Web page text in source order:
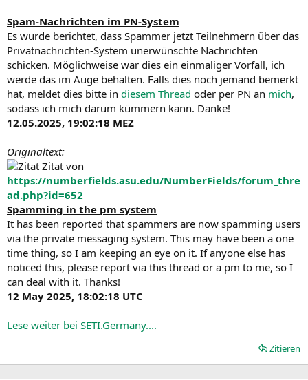
Spam-Nachrichten im PN-System
Es wurde berichtet, dass Spammer jetzt Teilnehmern über das
Privatnachrichten-System unerwünschte Nachrichten
schicken. Möglichweise war dies ein einmaliger Vorfall, ich
werde das im Auge behalten. Falls dies noch jemand bemerkt
hat, meldet dies bitte in diesem Thread oder per PN an mich,
sodass ich mich darum kümmern kann. Danke!
12.05.2025, 19:02:18 MEZ
Originaltext:
Zitat von
https://numberfields.asu.edu/NumberFields/forum_thre
ad.php?id=652
Spamming in the pm system
It has been reported that spammers are now spamming users
via the private messaging system. This may have been a one
time thing, so I am keeping an eye on it. If anyone else has
noticed this, please report via this thread or a pm to me, so I
can deal with it. Thanks!
12 May 2025, 18:02:18 UTC
Lese weiter bei SETI.Germany....
Zitieren